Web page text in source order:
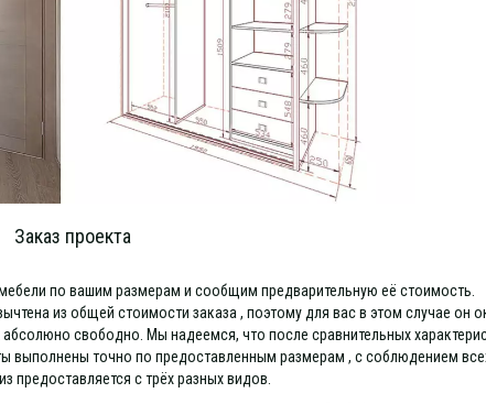
Заказ проекта
по вашим размерам и сообщим предварительную её стоимость.
из общей стоимости заказа , поэтому для вас в этом случае он
свободно. Мы надеемся, что после сравнительных
выполнены точно по предоставленным размерам , с соблюдением
предоставляется с трёх разных видов.